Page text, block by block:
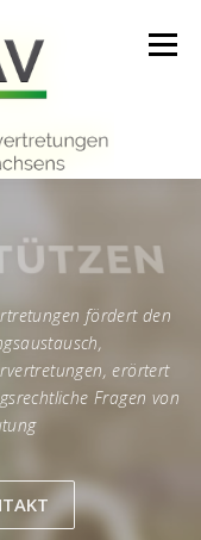
Menü
LINKS
fördert den
erörtert
Fragen von